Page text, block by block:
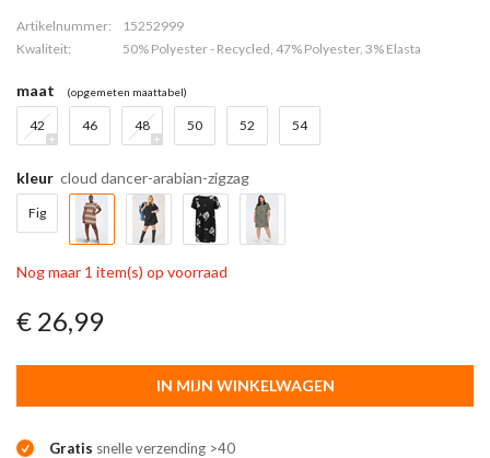
Artikelnummer:
15252999
Kwaliteit:
50% Polyester - Recycled, 47% Polyester, 3% Elasta
maat (opgemeten maattabel)
42 46 48 50 52 54
kleur cloud dancer-arabian-zigzag
Fig
Nog maar 1 item(s) op voorraad
€ 26,99
IN MIJN WINKELWAGEN
Gratis snelle verzending >40